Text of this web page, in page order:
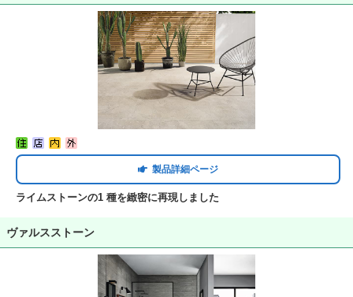
製品詳細ページ
ライムストーンの1 種を緻密に再現しました
ヴァルスストーン